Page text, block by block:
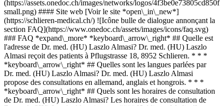
(https://assets.onedoc.ch/images/networks/logos/
small.png) #### Site web [Voir le site *open\_in\_new*]
(https://schlieren-medical.ch/) ![Icône bulle de dialogue annonçant la
section FAQ](https://www.onedoc.ch/assets/images/icons/faq.svg)
### FAQ *expand\_more* *keyboard\_arrow\_right* ## Quelle est
l'adresse de Dr. med. (HU) Laszlo Almasi? Dr. med. (HU) Laszlo
Almasi reçoit des patients à Pflugstrasse 18, 8952 Schlieren. * * *
*keyboard\_arrow\_right* ## Quelles sont les langues parlées par
Dr. med. (HU) Laszlo Almasi? Dr. med. (HU) Laszlo Almasi
propose des consultations en allemand, anglais et hongrois. * * *
*keyboard\_arrow\_right* ## Quels sont les horaires de consultation
de Dr. med. (HU) Laszlo Almasi? Les horaires de consultation de